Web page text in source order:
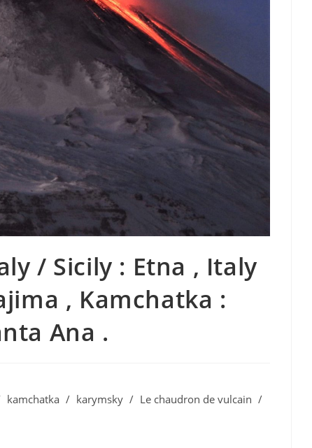
/ Sicily : Etna , Italy
, Kamchatka :
Ana .
kamchatka / karymsky / Le chaudron de vulcain /